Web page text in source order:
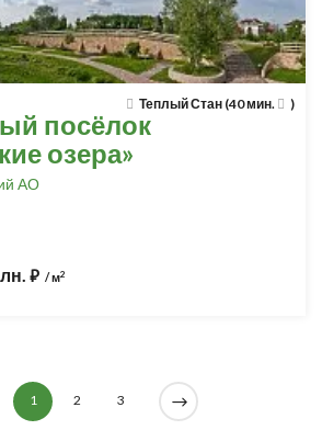
Теплый Стан (40 мин. )
посёлок
озера»
АО
⃏ / м2
1 2 3